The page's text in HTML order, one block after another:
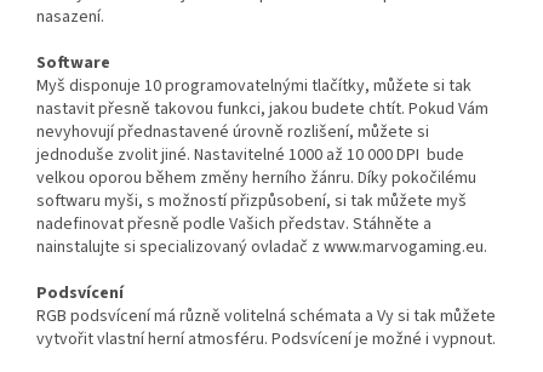
nasazení.
Software
Myš disponuje 10 programovatelnými tlačítky, můžete si tak
nastavit přesně takovou funkci, jakou budete chtít. Pokud Vám
nevyhovují přednastavené úrovně rozlišení, můžete si
jednoduše zvolit jiné. Nastavitelné 1000 až 10 000 DPI bude
velkou oporou během změny herního žánru. Díky pokočilému
softwaru myši, s možností přizpůsobení, si tak můžete myš
nadefinovat přesně podle Vašich představ. Stáhněte a
nainstalujte si specializovaný ovladač z www.marvogaming.eu.
Podsvícení
RGB podsvícení má různě volitelná schémata a Vy si tak můžete
vytvořit vlastní herní atmosféru. Podsvícení je možné i vypnout.